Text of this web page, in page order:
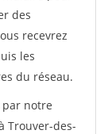
des
recevrez
les
du réseau.
par notre
Trouver-des-